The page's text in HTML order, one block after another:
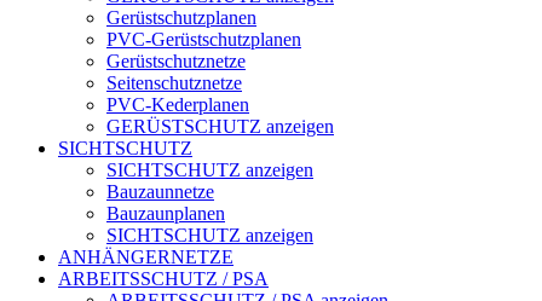
Gerüstschutzplanen
PVC-Gerüstschutzplanen
Gerüstschutznetze
Seitenschutznetze
PVC-Kederplanen
GERÜSTSCHUTZ anzeigen
SICHTSCHUTZ
SICHTSCHUTZ anzeigen
Bauzaunnetze
Bauzaunplanen
SICHTSCHUTZ anzeigen
ANHÄNGERNETZE
ARBEITSSCHUTZ / PSA